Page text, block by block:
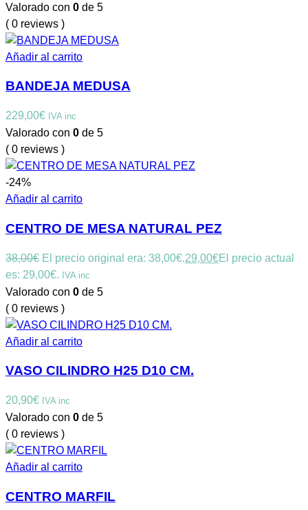
Valorado con 0 de 5
( 0 reviews )
Añadir al carrito
BANDEJA MEDUSA
229,00€ IVA inc
Valorado con 0 de 5
( 0 reviews )
-24%
Añadir al carrito
CENTRO DE MESA NATURAL PEZ
38,00€ El precio original era: 38,00€.29,00€El precio actual
es: 29,00€. IVA inc
Valorado con 0 de 5
( 0 reviews )
Añadir al carrito
VASO CILINDRO H25 D10 CM.
20,90€ IVA inc
Valorado con 0 de 5
( 0 reviews )
Añadir al carrito
CENTRO MARFIL